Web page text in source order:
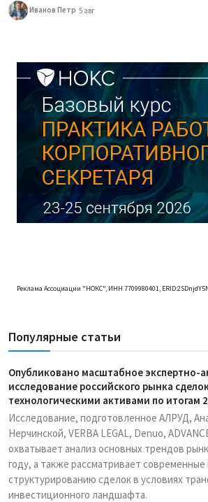
Иванов Петр 5 авг
Реклама Ассоциации "НОКС", ИНН 7709980401,
Популярные статьи
Опубликовано масштабное экспертно-
исследование российского рынка
технологическими активами по итогам
Исследование, подготовленное АЛРУД,
Нерчинской, VERBA LEGAL, Denuo,
охватывает анализ основных трендов
году, а также рассматривает
структурированию сделок в условиях
инвестиционного ландшафта.